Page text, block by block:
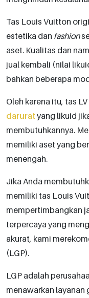
Tas Louis Vuitton
estetika dan fashion
aset. Kualitas dan
jual kembali (nilai
bahkan beberapa
Oleh karena itu, tas
darurat yang likuid
membutuhkannya.
memiliki aset yang
menengah.
Jika Anda
memiliki tas Louis
mempertimbangkan
terpercaya yang
akurat, kami
(LGP).
LGP adalah
menawarkan